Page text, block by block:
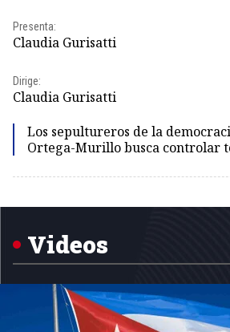
Presenta:
Claudia Gurisatti
Dirige:
Claudia Gurisatti
Los sepultureros de la
Ortega-Murillo busca controlar
1
Videos